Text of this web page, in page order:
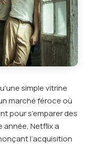
simple vitrine
marché féroce où
pour s’emparer des
Netflix a
l’acquisition